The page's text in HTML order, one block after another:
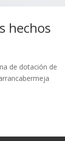
hechos
de dotación de